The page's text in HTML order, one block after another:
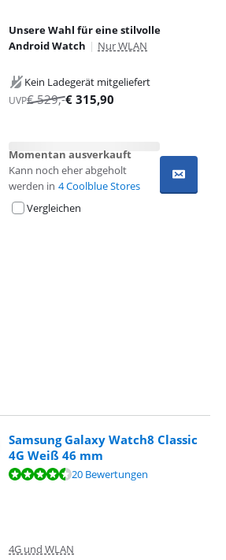
Unsere Wahl für eine stilvolle
Android Watch | Nur WLAN
Kein Ladegerät mitgeliefert
UVP€529,-€ 315,90
Momentan ausverkauft
Kann noch eher abgeholt
werden in 4 Coolblue Stores
Vergleichen
Samsung Galaxy Watch8 Classic
4G Weiß 46 mm
basierend auf 20 Bewertungen.
20 Bewertungen
4G und WLAN